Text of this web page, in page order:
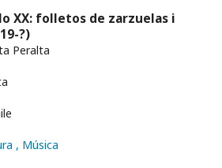
XX: folletos de zarzuelas i
?)
Peralta
, Música